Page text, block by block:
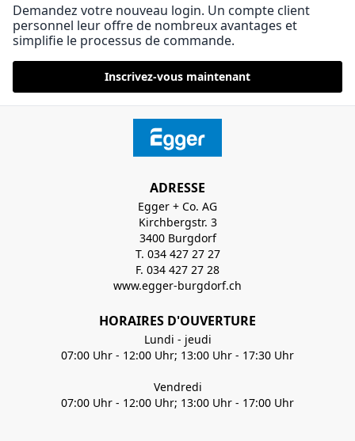
Demandez votre nouveau login. Un compte client
personnel leur offre de nombreux avantages et
simplifie le processus de commande.
Inscrivez-vous maintenant
ADRESSE
Egger + Co. AG
Kirchbergstr. 3
3400 Burgdorf
T. 034 427 27 27
F. 034 427 27 28
www.egger-burgdorf.ch
HORAIRES D'OUVERTURE
Lundi - jeudi
07:00 Uhr - 12:00 Uhr; 13:00 Uhr - 17:30 Uhr
Vendredi
07:00 Uhr - 12:00 Uhr; 13:00 Uhr - 17:00 Uhr